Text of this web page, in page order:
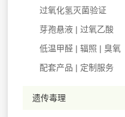
过氧化氢灭菌验证
芽孢悬液 | 过氧乙酸
低温甲醛 | 辐照 | 臭氧
配套产品 | 定制服务
遗传毒理